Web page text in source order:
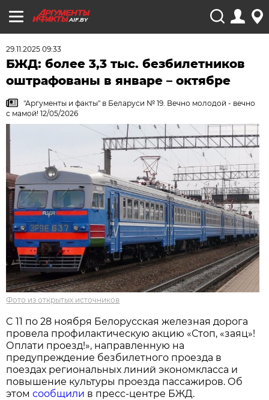
AIF.BY
29.11.2025 09:33
БЖД: более 3,3 тыс. безбилетников
оштрафованы в январе – октябре
"Аргументы и факты" в Беларуси № 19. Вечно молодой - вечно
с мамой! 12/05/2026
Фото из открытых источников
C 11 по 28 ноября Белорусская железная дорога
провела профилактическую акцию «Стоп, «заяц»!
Оплати проезд!», направленную на
предупреждение безбилетного проезда в
поездах региональных линий экономкласса и
повышение культуры проезда пассажиров. Об
этомсообщили в пресс-центре БЖД.